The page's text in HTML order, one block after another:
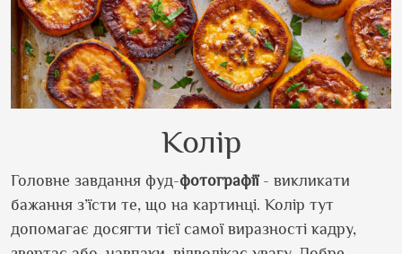
Колір
Головне завдання фуд-фотографії- викликати
бажання з’їсти те, що на картинці. Колір тут
допомагає досягти тієї самої виразності кадру,